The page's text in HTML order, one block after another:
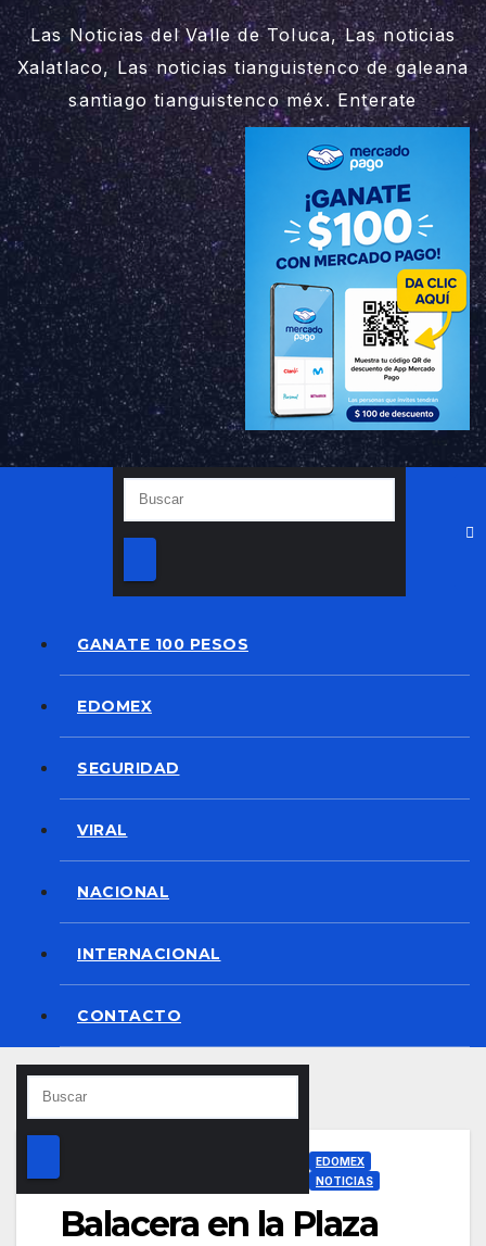
Las Noticias del Valle de Toluca, Las noticias
Xalatlaco, Las noticias tianguistenco de galeana
santiago tianguistenco méx. Enterate
GANATE 100 PESOS
EDOMEX
SEGURIDAD
VIRAL
NACIONAL
INTERNACIONAL
CONTACTO
EDOMEX
NOTICIAS
Balacera en la Plaza